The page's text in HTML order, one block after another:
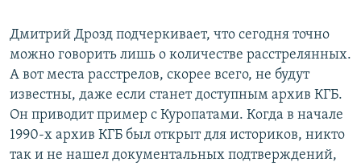
Дмитрий Дрозд подчеркивает, что сегодня точно
можно говорить лишь о количестве расстрелянных.
А вот места расстрелов, скорее всего, не будут
известны, даже если станет доступным архив КГБ.
Он приводит пример с Куропатами. Когда в начале
1990-х архив КГБ был открыт для историков, никто
так и не нашел документальных подтверждений,